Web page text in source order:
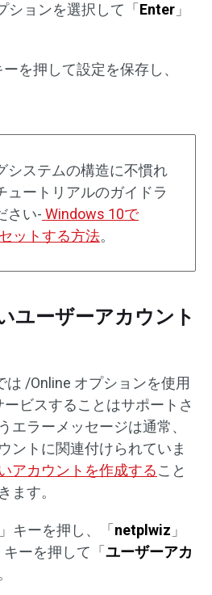
ションを選択して「 Enter 」
ーを押して設定を保存し、
システムの構造に不慣れ
ュートリアルのガイドラ
さい- Windows 10で
ットする方法。
ユーザーアカウント
は /Online オプションを使用
ービスすることはサポートさ
エラーメッセージは通常、
ントに関連付けられていま
アカウントを作成すること
ます。
」キーを押し、「 netplwiz 」
キーを押して「 ユーザーアカ